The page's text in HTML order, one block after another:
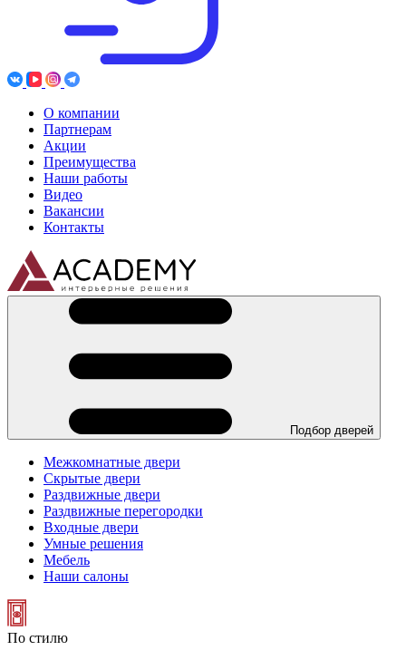
О компании
Партнерам
Акции
Преимущества
Наши работы
Видео
Вакансии
Контакты
Подбор дверей
Межкомнатные двери
Скрытые двери
Раздвижные двери
Раздвижные перегородки
Входные двери
Умные решения
Мебель
Наши салоны
По стилю